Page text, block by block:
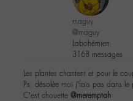
maguy
@maguy
Labohémien
3168 messages
Les plantes chantent et pour le
Ps: désolée moi j’fais pas dans le
C’est chouette @meremptah